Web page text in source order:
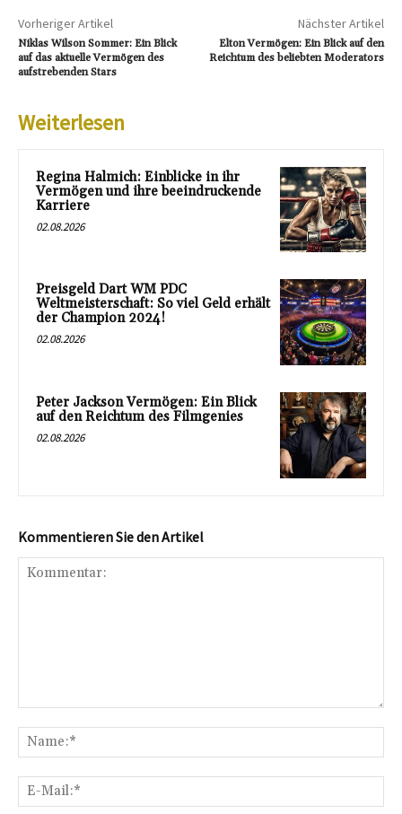
Vorheriger Artikel
Niklas Wilson Sommer: Ein Blick
auf das aktuelle Vermögen des
aufstrebenden Stars
Nächster Artikel
Elton Vermögen: Ein Blick auf den
Reichtum des beliebten Moderators
Weiterlesen
Regina Halmich: Einblicke in ihr
Vermögen und ihre beeindruckende
Karriere
02.08.2026
Preisgeld Dart WM PDC
Weltmeisterschaft: So viel Geld erhält
der Champion 2024!
02.08.2026
Peter Jackson Vermögen: Ein Blick
auf den Reichtum des Filmgenies
02.08.2026
Kommentieren Sie den Artikel